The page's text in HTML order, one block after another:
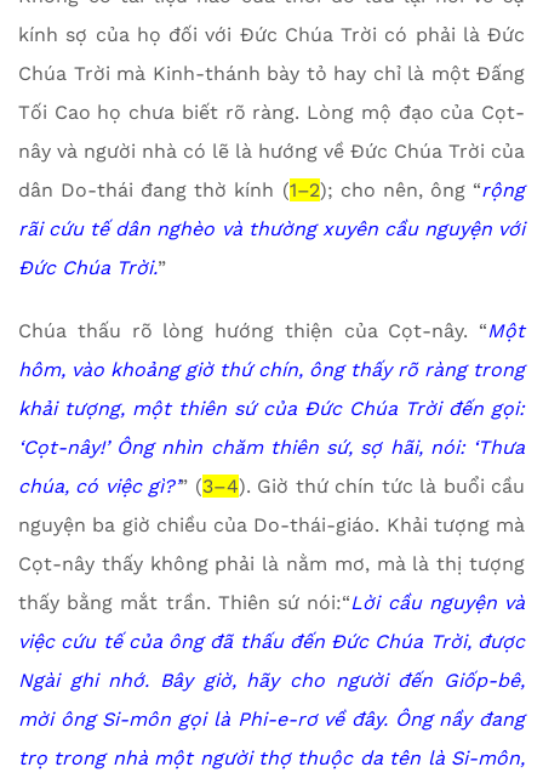
kính sợ của họ đối với Đức Chúa Trời có phải là Đức
Chúa Trời mà Kinh-thánh bày tỏ hay chỉ là một Đấng
Tối Cao họ chưa biết rõ ràng. Lòng mộ đạo của Cọt-
nây và người nhà có lẽ là hướng về Đức Chúa Trời của
dân Do-thái đang thờ kính (1–2); cho nên, ông “rộng
rãi cứu tế dân nghèo và thường xuyên cầu nguyện với
Đức Chúa Trời.”
Chúa thấu rõ lòng hướng thiện của Cọt-nây. “Một
hôm, vào khoảng giờ thứ chín, ông thấy rõ ràng trong
khải tượng, một thiên sứ của Đức Chúa Trời đến gọi:
‘Cọt-nây!’ Ông nhìn chăm thiên sứ, sợ hãi, nói: ‘Thưa
chúa, có việc gì?’” (3–4). Giờ thứ chín tức là buổi cầu
nguyện ba giờ chiều của Do-thái-giáo. Khải tượng mà
Cọt-nây thấy không phải là nằm mơ, mà là thị tượng
thấy bằng mắt trần. Thiên sứ nói:“Lời cầu nguyện và
việc cứu tế của ông đã thấu đến Đức Chúa Trời, được
Ngài ghi nhớ. Bây giờ, hãy cho người đến Giốp-bê,
mời ông Si-môn gọi là Phi-e-rơ về đây. Ông nầy đang
trọ trong nhà một người thợ thuộc da tên là Si-môn,